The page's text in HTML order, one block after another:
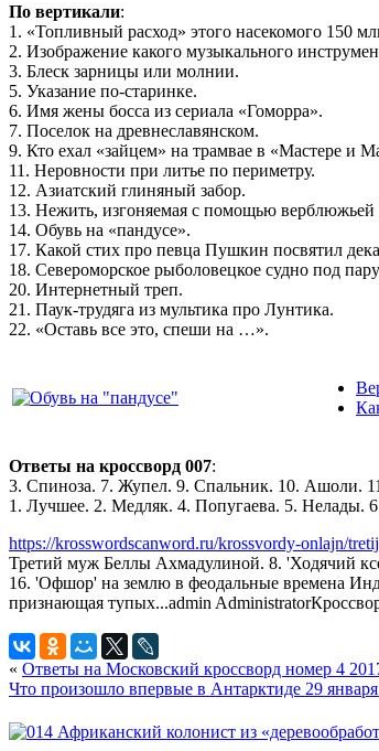
По вертикали:
1. «Топливный расход» этого насекомого 150
2. Изображение какого музыкального
3. Блеск зарницы или молнии.
5. Указание по-старинке.
6. Имя жены босса из сериала «Гоморра».
7. Поселок на древнеславянском.
9. Кто ехал «зайцем» на трамвае в «Мастере и
11. Неровности при литье по периметру.
12. Азиатский глиняный забор.
13. Нежить, изгоняемая с помощью верблюжьей
14. Обувь на «пандусе».
17. Какой стих про певца Пушкин посвятил
18. Североморское рыболовецкое судно под
20. Интернетный треп.
21. Паук-трудяга из мультика про Лунтика.
22. «Оставь все это, спеши на …».
Ответы на кроссворд 007:
3. Спиноза. 7. Жупел. 9. Спальник. 10. Ашоли.
1. Лучшее. 2. Медляк. 4. Попугаева. 5. Нелады.
https://krosswordscanword.ru/krossvordy-onlajn/
Третий муж Беллы Ахмадулиной. 8. 'Ходячий
16. 'Офшор' на землю в феодальные времена
признающая тупых...admin Administrator
« Ответы на Московский кроссворд номер 4
Что произошло впервые в Антарктиде 29 января